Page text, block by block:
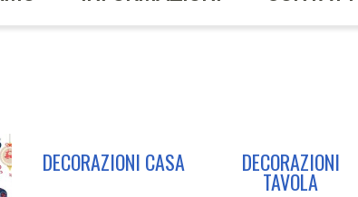
DECORAZIONI CASA DECORAZIONI
TAVOLA